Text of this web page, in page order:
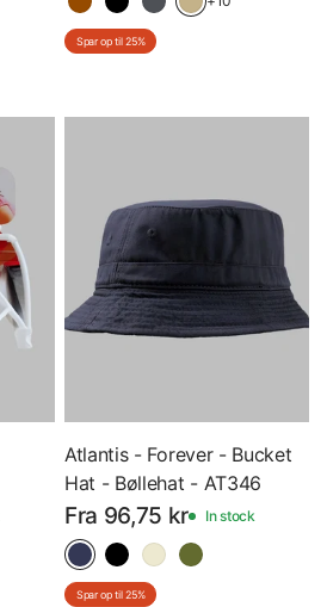
Spar op til 25%
Atlantis - Forever - Bucket
Hat - Bøllehat - AT346
Fra 96,75 kr In stock
Spar op til 25%